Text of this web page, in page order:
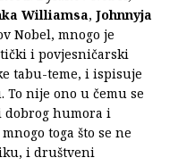
Williamsa, Johnnyja
Nobel, mnogo je
i povjesničarski
tabu-teme, i ispisuje
nije ono u čemu se
dobrog humora i
toga što se ne
i društveni